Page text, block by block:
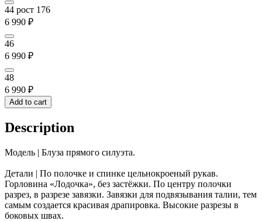
44 рост 176
6 990 ₽
46
6 990 ₽
48
6 990 ₽
Add to cart
Description
Модель | Блуза прямого силуэта.
Детали | По полочке и спинке цельнокроеный рукав.
Горловина «Лодочка», без застёжки. По центру полочки
разрез, в разрезе завязки. Завязки для подвязывания талии, тем
самым создается красивая драпировка. Высокие разрезы в
боковых швах.